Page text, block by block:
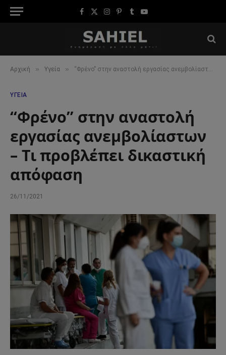
Facebook
X
Instagram
Pinterest
TumblrYouTube
Αρχική » Υγεία » “Φρένο” στην αναστολή εργασίας ανεμβολίαστων – Τι προβλέπει δικαστική απόφαση
ΥΓΕΊΑ
“Φρένο” στην αναστολή
εργασίας ανεμβολίαστων
– Τι προβλέπει δικαστική
απόφαση
26/11/2021